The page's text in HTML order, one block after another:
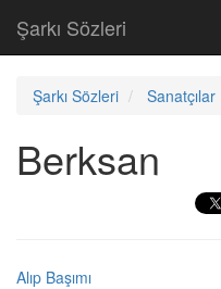
Şarkı Sözleri
Şarkı Sözleri Sanatçılar
Berksan
Alıp Başımı